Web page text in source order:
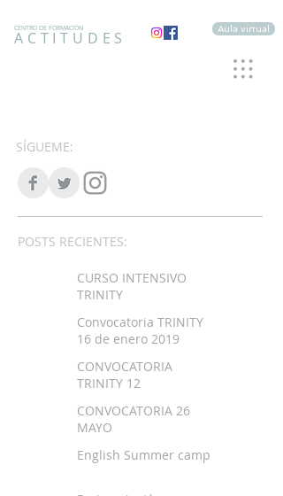
CENTRO DE FORMACIÓN
ACTITUDES Aula virtual
SÍGUEME:
POSTS RECIENTES:
CURSO INTENSIVO
TRINITY
Convocatoria TRINITY
16 de enero 2019
CONVOCATORIA
TRINITY 12
CONVOCATORIA 26
MAYO
English Summer camp